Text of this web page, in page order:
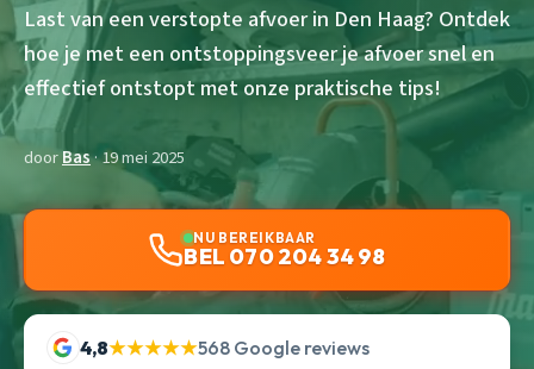
Last van een verstopte afvoer in Den Haag? Ontdek
hoe je met een ontstoppingsveer je afvoer snel en
effectief ontstopt met onze praktische tips!
doorBas· 19 mei 2025
NU BEREIKBAAR
BEL 070 204 34 98
4,8★★★★★568 Google reviews